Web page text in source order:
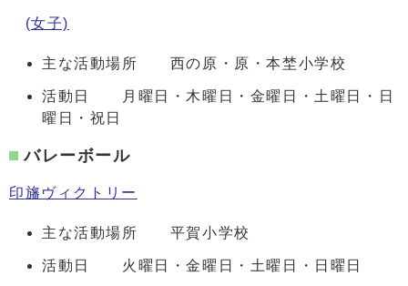
(女子)
主な活動場所 西の原・原・本埜小学校
活動日 月曜日・木曜日・金曜日・土曜日・日
曜日・祝日
バレーボール
印旛ヴィクトリー
主な活動場所 平賀小学校
活動日 火曜日・金曜日・土曜日・日曜日